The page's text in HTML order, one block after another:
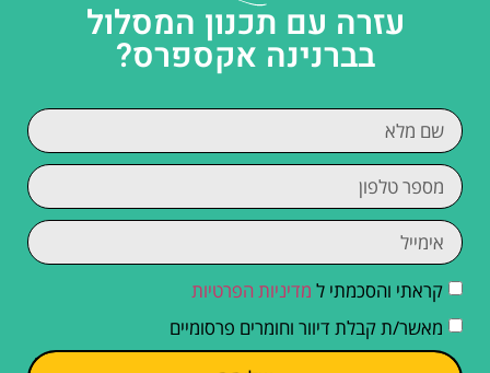
עזרה עם תכנון המסלול
בברנינה אקספרס?
קראתי והסכמתי ל מדיניות הפרטיות
מאשר/ת קבלת דיוור וחומרים פרסומיים